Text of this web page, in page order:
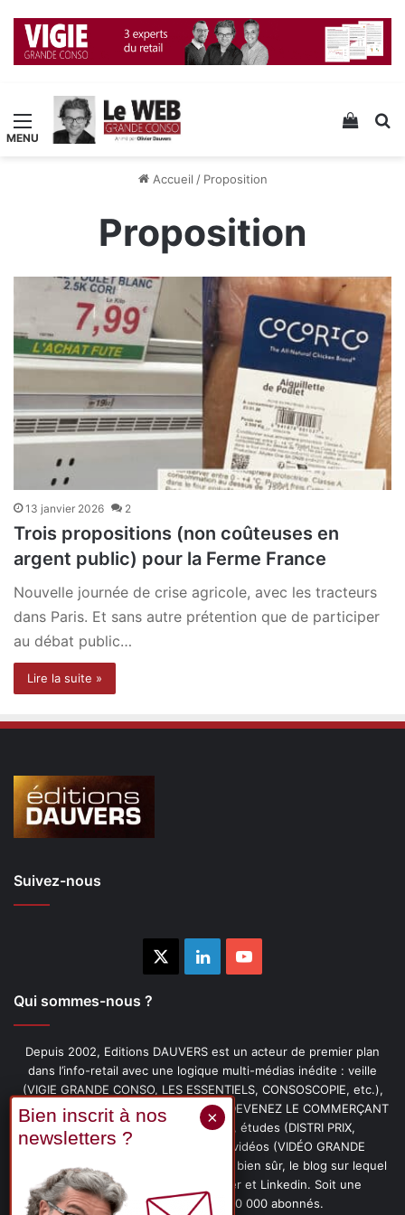
Menu Voir
Accueil / Proposition
Proposition
13 janvier 2026 2
Trois propositions (non coûteuses en
argent public) pour la Ferme France
Nouvelle journée de crise agricole, avec les tracteurs
dans Paris. Et sans autre prétention que de participer
au débat public…
Lire la suite »
Suivez-nous
LinkedinYouTube
Qui sommes-nous ?
Depuis 2002, Editions DAUVERS est un acteur de premier plan
dans l’info-retail avec une logique multi-médias inédite : veille
(VIGIE GRANDE CONSO, LES ESSENTIELS, CONSOSCOPIE, etc.),
livres (PENSER-CLIENT, IMAGE-PRIX, DEVENEZ LE COMMERÇANT
PRÉFÉRÉ DE VOS CLIENTS, etc.), études (DISTRI PRIX,
PROMOFLASH, DRIVE INSIGHTS), vidéos (VIDÉO GRANDE
CONSO), podcasts (CAFÉ CONSO) et, bien sûr, le blog sur lequel
vous êtes, ainsi que les fils Twitter et Linkedin. Soit une
communauté de plus de 150 000 abonnés.